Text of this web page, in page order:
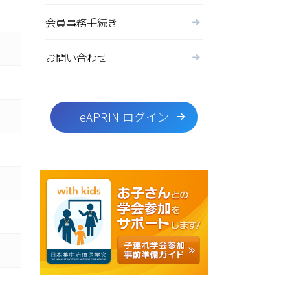
会員事務手続き
お問い合わせ
eAPRIN ログイン